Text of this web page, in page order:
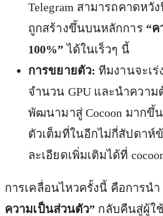
Telegram สามารถคาดหวั
ถูกสร้างขึ้นบนหลักการ “ค
100%” ได้ในเร็วๆ นี้
การขยายตัว: ทีมงานจะเร่
จำนวน GPU และนำความ
พัฒนามาสู่ Cocoon มากขึ้
ตัวเต็มที่ในอีกไม่กี่สัปดาห์
ละเอียดเพิ่มเติมได้ที่
การเคลื่อนไหวครั้งนี้ คือการนำ
ความเป็นส่วนตัว” กลับคืนสู่ผู้ใ